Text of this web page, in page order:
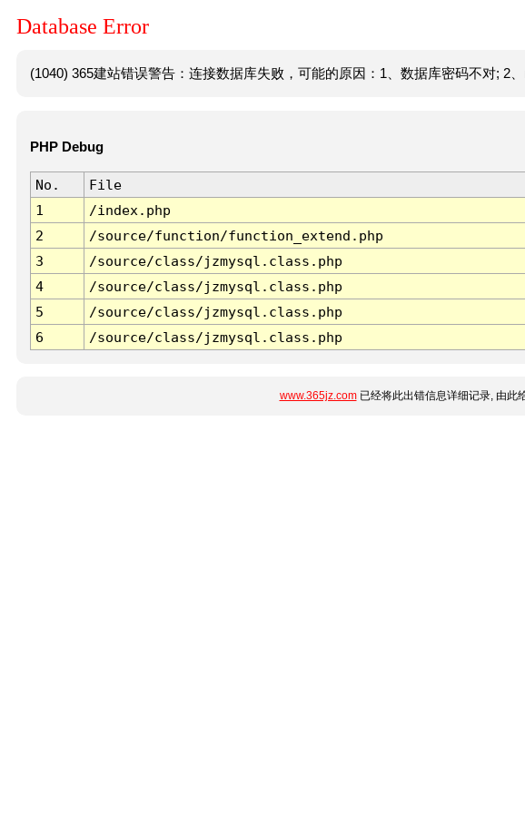
Database Error
(1040) 365建站错误警告：连接数据库失败，可能的原因：1、数据库密码不对; 2、
PHP Debug
No. File
1
/index.php
2
/source/function/function_extend.php
3
/source/class/jzmysql.class.php
4
/source/class/jzmysql.class.php
5
/source/class/jzmysql.class.php
6
/source/class/jzmysql.class.php
www.365jz.com已经将此出错信息详细记录, 由此